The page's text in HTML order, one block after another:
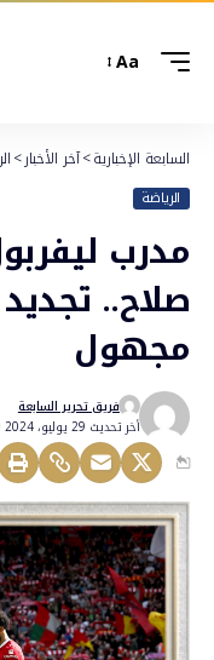
Aa
السابعة الإخبارية>آخر الأخبار>
الرياضة
مدرب
صلاح..
مجهول
أخر تحديث 29 يوليو، 2024 6:59 م
فريق تحرير السابعة